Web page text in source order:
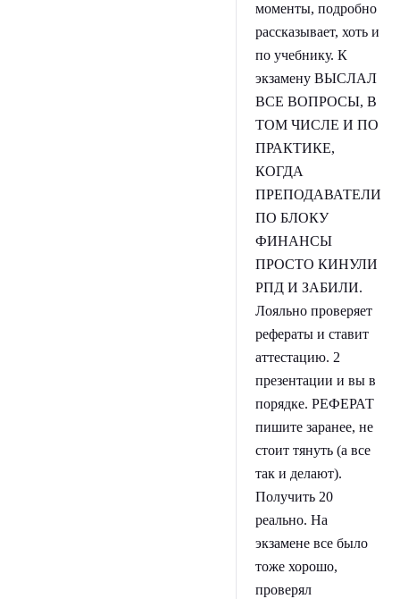
моменты, подробно
рассказывает, хоть и
по учебнику. К
экзамену ВЫСЛАЛ
ВСЕ ВОПРОСЫ, В
ТОМ ЧИСЛЕ И ПО
ПРАКТИКЕ,
КОГДА
ПРЕПОДАВАТЕЛИ
ПО БЛОКУ
ФИНАНСЫ
ПРОСТО КИНУЛИ
РПД И ЗАБИЛИ.
Лояльно проверяет
рефераты и ставит
аттестацию. 2
презентации и вы в
порядке. РЕФЕРАТ
пишите заранее, не
стоит тянуть (а все
так и делают).
Получить 20
реально. На
экзамене все было
тоже хорошо,
проверял